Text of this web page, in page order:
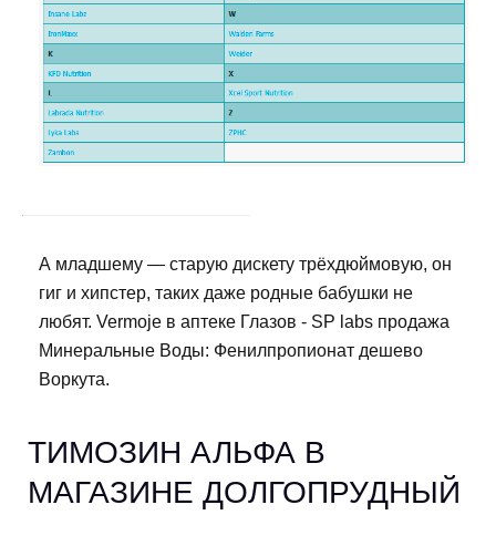
А младшему — старую дискету трёхдюймовую, он
гиг и хипстер, таких даже родные бабушки не
любят. Vermoje в аптеке Глазов - SP labs продажа
Минеральные Воды: Фенилпропионат дешево
Воркута.
TИМОЗИН АЛЬФА В
МАГАЗИНЕ ДОЛГОПРУДНЫЙ